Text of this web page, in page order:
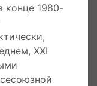
1980-х
МЖК на
конце 1980-
XXI